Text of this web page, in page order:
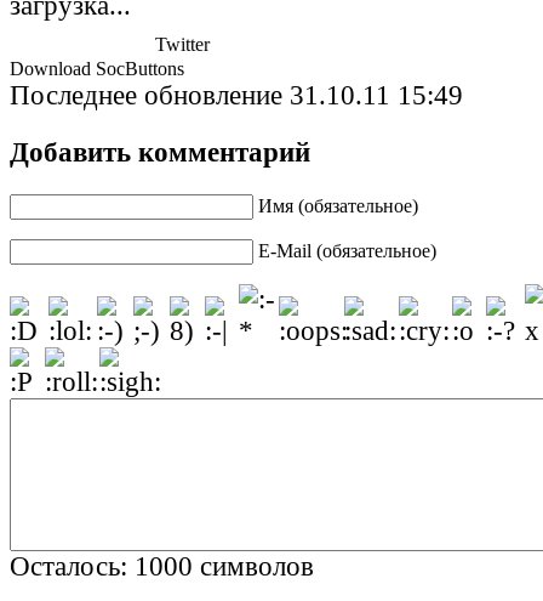
Twitter
Download SocButtons
Последнее обновление 31.10.11 15:49
Добавить комментарий
Имя (обязательное)
E-Mail (обязательное)
Осталось: 1000 символов